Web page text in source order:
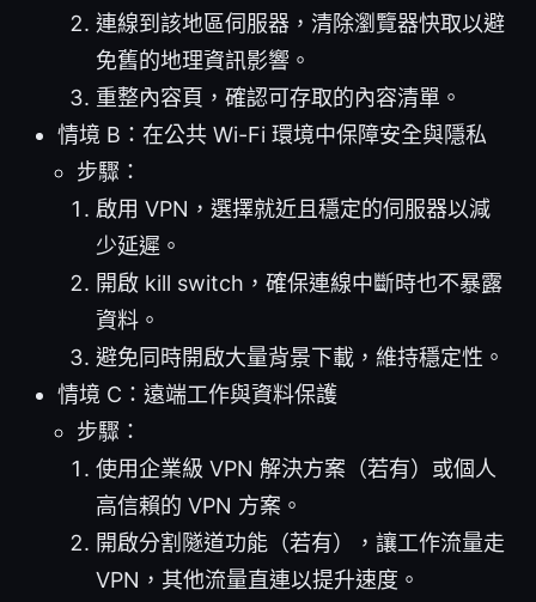
連線到該地區伺服器，清除瀏覽器快取以避
免舊的地理資訊影響。
重整內容頁，確認可存取的內容清單。
情境 B：在公共 Wi-Fi 環境中保障安全與隱私
步驟：
啟用 VPN，選擇就近且穩定的伺服器以減
少延遲。
開啟 kill switch，確保連線中斷時也不暴露
資料。
避免同時開啟大量背景下載，維持穩定性。
情境 C：遠端工作與資料保護
步驟：
使用企業級 VPN 解決方案（若有）或個人
高信賴的 VPN 方案。
開啟分割隧道功能（若有），讓工作流量走
VPN，其他流量直連以提升速度。